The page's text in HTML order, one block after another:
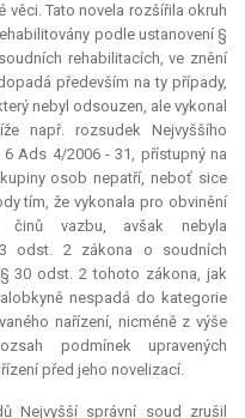
věci. Tato novela rozšířila okruh
podle ustanovení §
rehabilitacích, ve znění
především na ty případy,
nebyl odsouzen, ale vykonal
např. rozsudek Nejvyššího
Ads 4/2006 - 31, přístupný na
osob nepatří, neboť sice
tím, že vykonala pro obvinění
činů vazbu, avšak nebyla
odst. 2 zákona o soudních
30 odst. 2 tohoto zákona, jak
nespadá do kategorie
nařízení, nicméně z výše
podmínek upravených
před jeho novelizací.
Nejvyšší správní soud zrušil